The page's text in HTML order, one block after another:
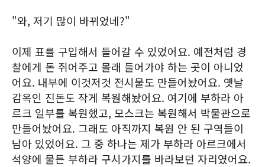
"와, 저기 많이 바뀌었네?"
이제 표를 구입해서 들어갈 수 있었어요. 예전처럼 경
찰에게 돈 쥐어주고 몰래 들어가야 하는 곳이 아니었
어요. 내부에 이것저것 전시물도 만들어놨어요. 옛날
감옥인 진돈도 작게 복원해놨어요. 여기에 부하라 아
르크 일부를 복원했고, 모스크는 복원해서 박물관으로
만들어놨어요. 그래도 아직까지 복원 안 된 구역들이
남아 있었어요. 그 중 하나는 제가 부하라 아르크에서
석양에 물든 부하라 구시가지를 바라보던 자리였어요.